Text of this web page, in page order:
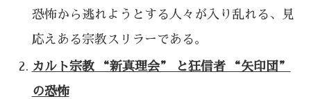
恐怖から逃れようとする人々が入り乱れる、見
応えある宗教スリラーである。
カルト宗教 “新真理会” と狂信者 “矢印団”
の恐怖